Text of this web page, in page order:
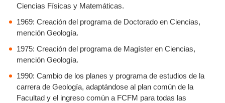
Ciencias Físicas y Matemáticas.
1969: Creación del programa de Doctorado en Ciencias,
mención Geología.
1975: Creación del programa de Magíster en Ciencias,
mención Geología.
1990: Cambio de los planes y programa de estudios de la
carrera de Geología, adaptándose al plan común de la
Facultad y el ingreso común a FCFM para todas las